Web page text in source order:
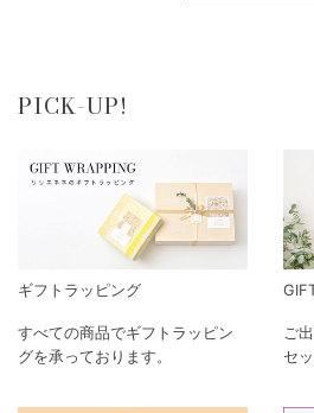
PICK-UP!
ギフトラッピング
すべての商品でギフトラッピン
グを承っております。
ご
セ